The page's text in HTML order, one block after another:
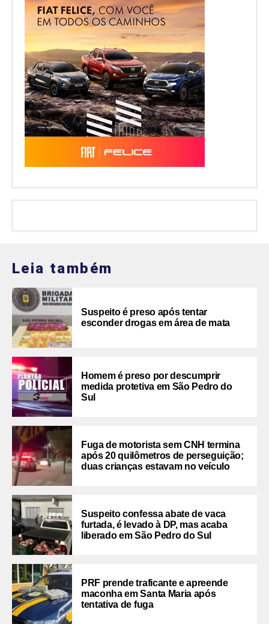
Leia também
Suspeito é preso após tentar
esconder drogas em área de mata
Homem é preso por descumprir
medida protetiva em São Pedro do
Sul
Fuga de motorista sem CNH termina
após 20 quilômetros de perseguição;
duas crianças estavam no veículo
Suspeito confessa abate de vaca
furtada, é levado à DP, mas acaba
liberado em São Pedro do Sul
PRF prende traficante e apreende
maconha em Santa Maria após
tentativa de fuga